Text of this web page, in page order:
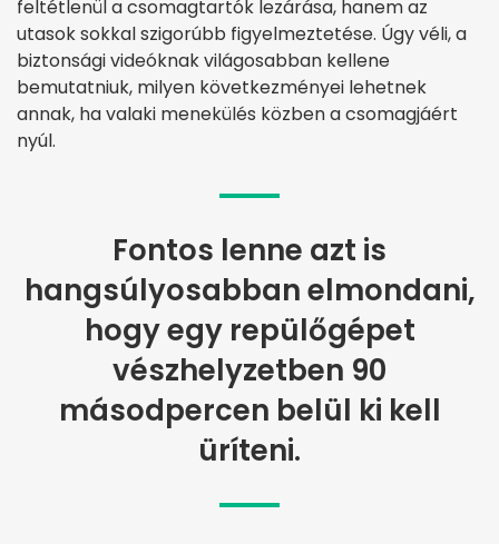
feltétlenül a csomagtartók lezárása, hanem az
utasok sokkal szigorúbb figyelmeztetése. Úgy véli, a
biztonsági videóknak világosabban kellene
bemutatniuk, milyen következményei lehetnek
annak, ha valaki menekülés közben a csomagjáért
nyúl.
Fontos lenne azt is
hangsúlyosabban elmondani,
hogy egy repülőgépet
vészhelyzetben 90
másodpercen belül ki kell
üríteni.